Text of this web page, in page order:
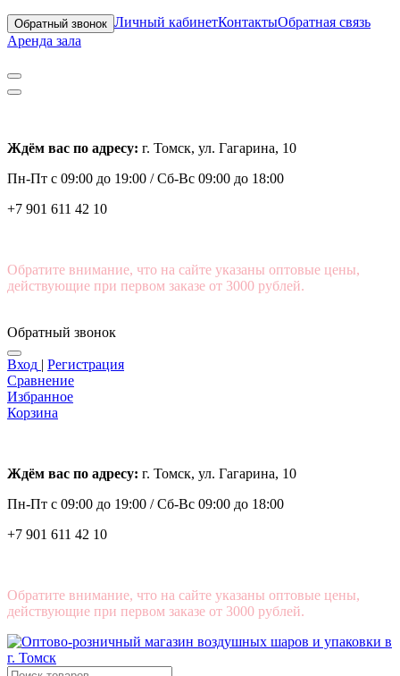
Обратный звонок Личный кабинетКонтактыОбратная связь
Аренда зала
Ждём вас по адресу: г. Томск, ул. Гагарина, 10
Пн-Пт с 09:00 до 19:00 /Сб-Вс 09:00 до 18:00
+7 901 611 42 10
Обратите внимание, что на сайте указаны оптовые цены,
действующие при первом заказе от 3000 рублей.
Обратный звонок
Вход | Регистрация
Сравнение
Избранное
Корзина
Ждём вас по адресу: г. Томск, ул. Гагарина, 10
Пн-Пт с 09:00 до 19:00 /Сб-Вс 09:00 до 18:00
+7 901 611 42 10
Обратите внимание, что на сайте указаны оптовые цены,
действующие при первом заказе от 3000 рублей.